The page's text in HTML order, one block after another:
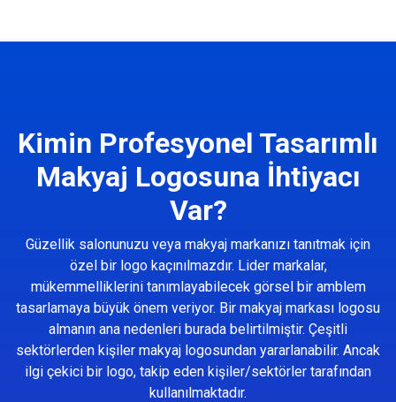
Kimin Profesyonel Tasarımlı
Makyaj Logosuna İhtiyacı
Var?
Güzellik salonunuzu veya makyaj markanızı tanıtmak için
özel bir logo kaçınılmazdır. Lider markalar,
mükemmelliklerini tanımlayabilecek görsel bir amblem
tasarlamaya büyük önem veriyor. Bir makyaj markası logosu
almanın ana nedenleri burada belirtilmiştir. Çeşitli
sektörlerden kişiler makyaj logosundan yararlanabilir. Ancak
ilgi çekici bir logo, takip eden kişiler/sektörler tarafından
kullanılmaktadır.